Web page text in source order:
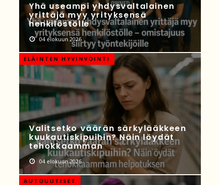
Yhä useampi yhdysvaltalainen
yrittäjä myy yrityksensä
henkilöstölle
04 elokuun 2026
ELÄINTEN HYVINVOINTI
Valitsetko väärän särkylääkkeen
kuukautiskipuihin? Näin löydät
tehokkaamman
04 elokuun 2026
AUTOUUTISET